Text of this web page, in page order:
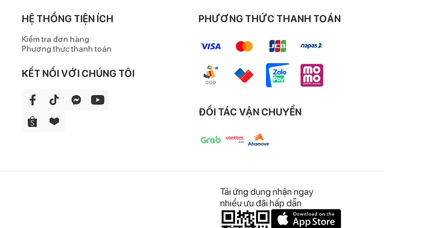
HỆ THỐNG TIỆN ÍCH
Kiểm tra đơn hàng
Phương thức thanh toán
KẾT NỐI VỚI CHÚNG TÔI
PHƯƠNG THỨC THANH TOÁN
ĐỐI TÁC VẬN CHUYỂN
Tải ứng dụng nhận ngay
nhiều ưu đãi hấp dẫn